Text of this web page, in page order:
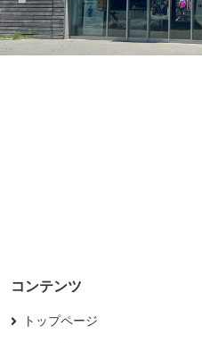
コンテンツ
トップページ